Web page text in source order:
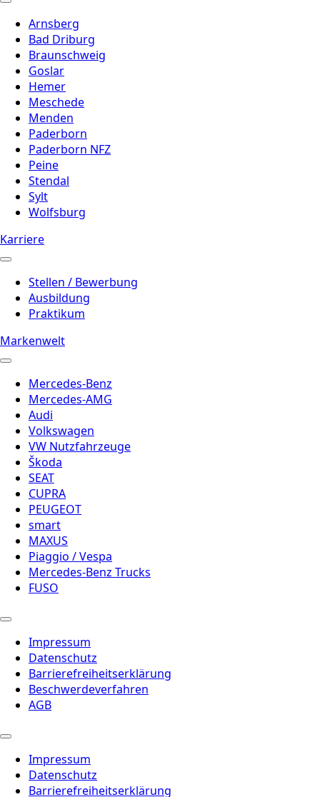
Arnsberg
Bad Driburg
Braunschweig
Goslar
Hemer
Meschede
Menden
Paderborn
Paderborn NFZ
Peine
Stendal
Sylt
Wolfsburg
Karriere
Stellen / Bewerbung
Ausbildung
Praktikum
Markenwelt
Mercedes-Benz
Mercedes-AMG
Audi
Volkswagen
VW Nutzfahrzeuge
Škoda
SEAT
CUPRA
PEUGEOT
smart
MAXUS
Piaggio / Vespa
Mercedes-Benz Trucks
FUSO
Impressum
Datenschutz
Barrierefreiheitserklärung
Beschwerdeverfahren
AGB
Impressum
Datenschutz
Barrierefreiheitserklärung